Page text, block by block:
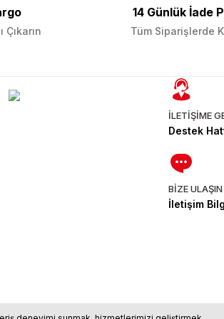
Çıkarın
14 Günlük İade
Tüm Siparişlerde
İLETİŞİME
Destek
BİZE ULAŞIN
İletişim